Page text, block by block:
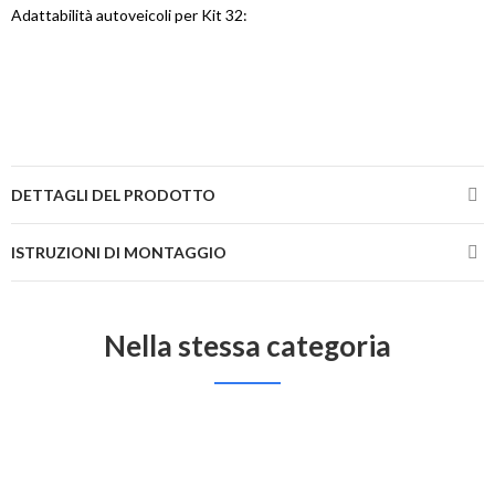
Adattabilità autoveicoli per Kit 32:
DETTAGLI DEL PRODOTTO
ISTRUZIONI DI MONTAGGIO
Nella stessa categoria